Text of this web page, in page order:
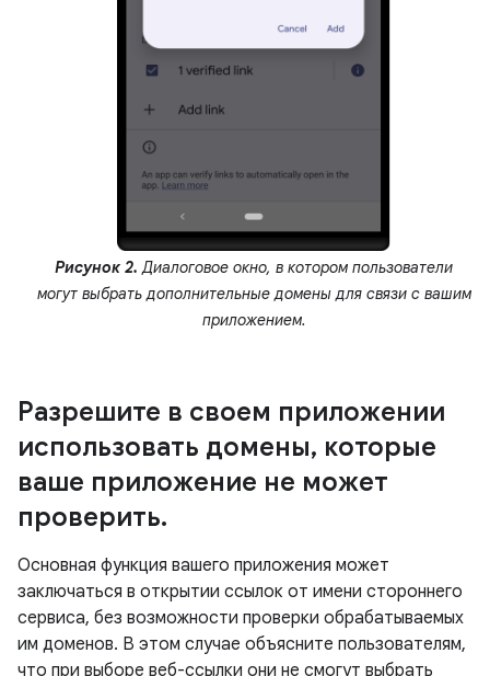
Рисунок 2. Диалоговое окно, в котором пользователи
могут выбрать дополнительные домены для связи с вашим
приложением.
Разрешите в своем приложении
использовать домены, которые
ваше приложение не может
проверить.
Основная функция вашего приложения может
заключаться в открытии ссылок от имени стороннего
сервиса, без возможности проверки обрабатываемых
им доменов. В этом случае объясните пользователям,
что при выборе веб-ссылки они не смогут выбрать